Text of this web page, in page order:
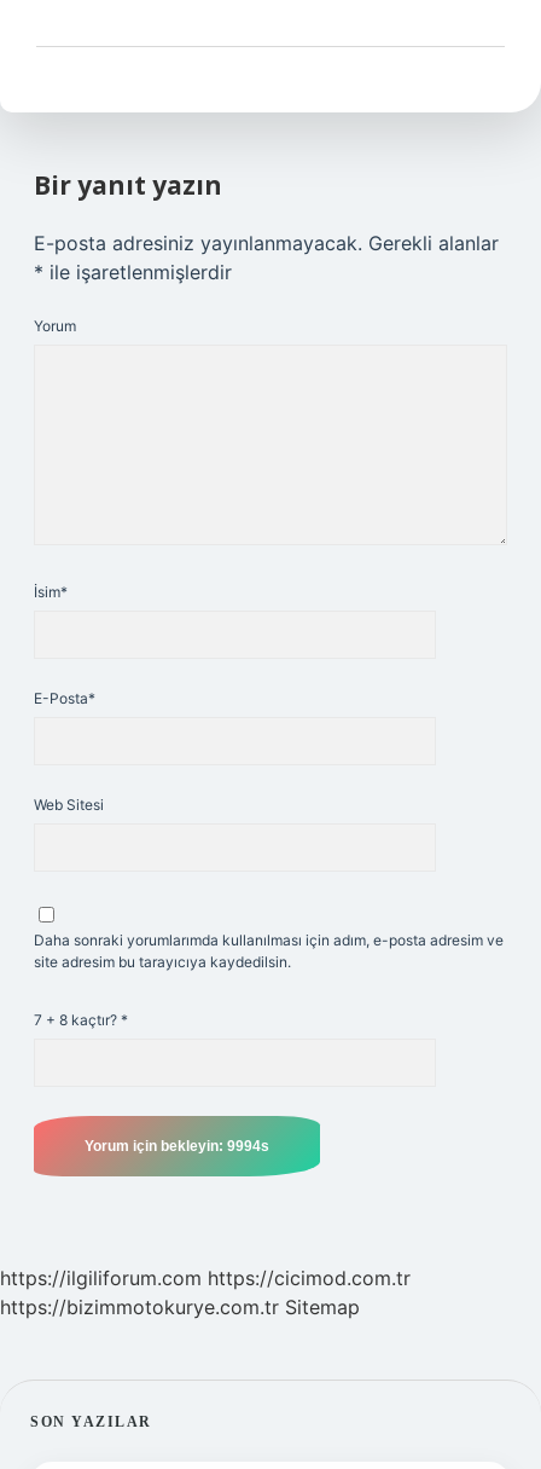
Bir yanıt yazın
E-posta adresiniz yayınlanmayacak. Gerekli alanlar
* ile işaretlenmişlerdir
Yorum
İsim*
E-Posta*
Web Sitesi
Daha sonraki yorumlarımda kullanılması için adım, e-posta adresim ve
site adresim bu tarayıcıya kaydedilsin.
7 + 8 kaçtır? *
https://ilgiliforum.com https://cicimod.com.tr
https://bizimmotokurye.com.tr Sitemap
SIDEBAR
SON YAZILAR